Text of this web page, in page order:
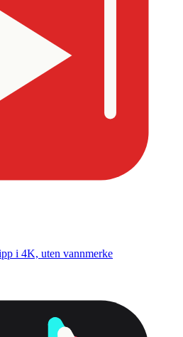
i 4K, uten vannmerke